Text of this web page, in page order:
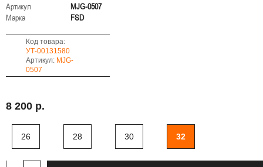
Артикул
MJG-0507
Марка
FSD
Код товара:
УТ-00131580
Артикул: MJG-
0507
8 200 р.
26 28 30 32